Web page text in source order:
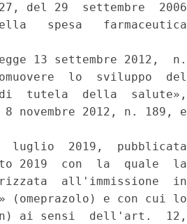
del 29  settembre  2006
spesa   farmaceutica
13 settembre 2012,  n.
lo  sviluppo  del
tutela  della  salute»,
novembre 2012, n. 189, e
luglio  2019,  pubblicata
2019  con  la  quale  la
all'immissione  in
(omeprazolo) e con cui lo
ai sensi  dell'art.  12,